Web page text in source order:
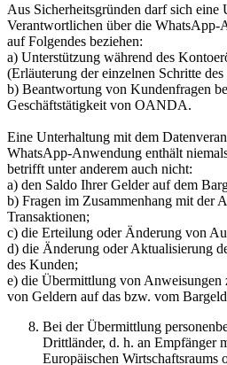
Aus Sicherheitsgründen darf sich eine
Verantwortlichen über die WhatsApp-
auf Folgendes beziehen:
a) Unterstützung während des
(Erläuterung der einzelnen Schritte
b) Beantwortung von Kundenfragen
Geschäftstätigkeit von OANDA.
Eine Unterhaltung mit dem
WhatsApp-Anwendung enthält
betrifft unter anderem auch nicht:
a) den Saldo Ihrer Gelder auf dem
b) Fragen im Zusammenhang mit der
Transaktionen;
c) die Erteilung oder Änderung von
d) die Änderung oder Aktualisierung
des Kunden;
e) die Übermittlung von Anweisungen
von Geldern auf das bzw. vom
Bei der Übermittlung
Drittländer, d. h. an Empfänger
Europäischen Wirtschaftsraums